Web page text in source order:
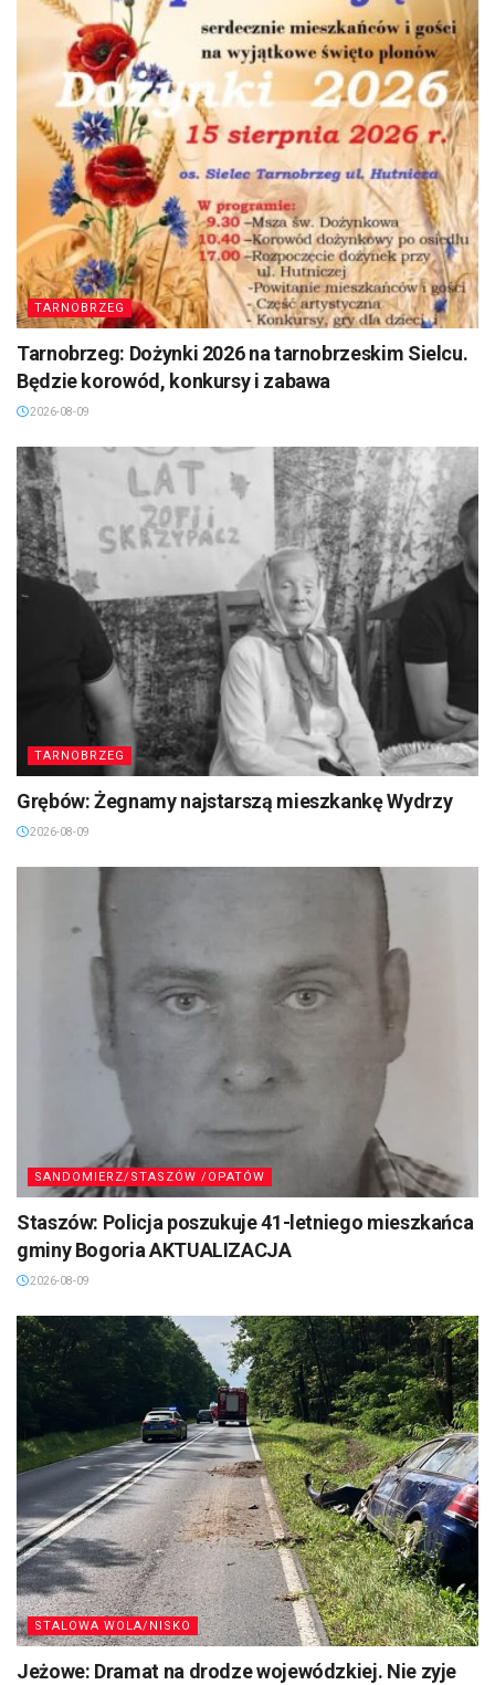
TARNOBRZEG
Tarnobrzeg: Dożynki 2026 na tarnobrzeskim Sielcu.
Będzie korowód, konkursy i zabawa
2026-08-09
TARNOBRZEG
Grębów: Żegnamy najstarszą mieszkankę Wydrzy
2026-08-09
SANDOMIERZ/STASZÓW /OPATÓW
Staszów: Policja poszukuje 41-letniego mieszkańca
gminy Bogoria AKTUALIZACJA
2026-08-09
STALOWA WOLA/NISKO
Jeżowe: Dramat na drodze wojewódzkiej. Nie zyje